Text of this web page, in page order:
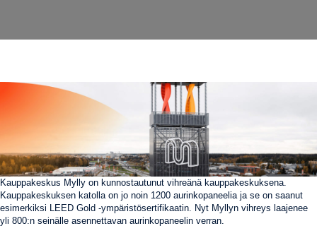
Kauppakeskus Mylly on kunnostautunut vihreänä kauppakeskuksena.
Kauppakeskuksen katolla on jo noin 1200 aurinkopaneelia ja se on saanut
esimerkiksi LEED Gold -ympäristösertifikaatin. Nyt Myllyn vihreys laajenee
yli 800:n seinälle asennettavan aurinkopaneelin verran.